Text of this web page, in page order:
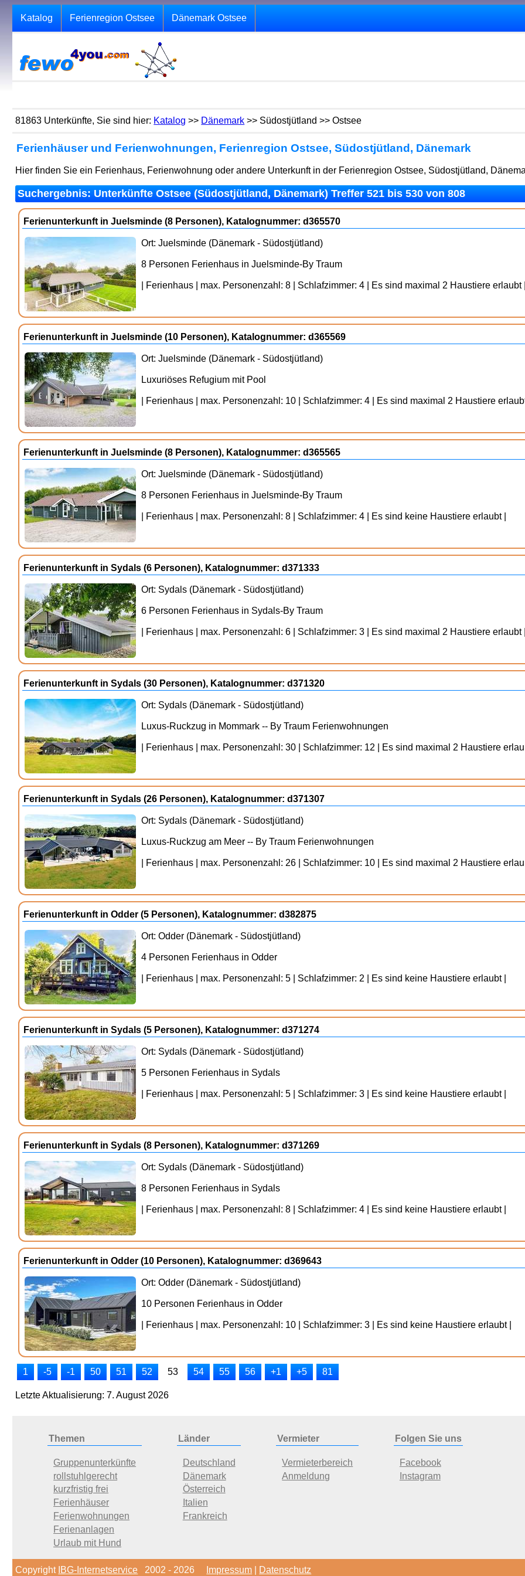
Katalog Ferienregion Ostsee Dänemark Ostsee
81863 Unterkünfte, Sie sind hier: Katalog >> Dänemark >> Südostjütland >> Ostsee
Ferienhäuser und Ferienwohnungen, Ferienregion Ostsee, Südostjütland, Dänemark
Hier finden Sie ein Ferienhaus, Ferienwohnung oder andere Unterkunft in der Ferienregion Ostsee, Südostjütland,
Suchergebnis: Unterkünfte Ostsee (Südostjütland, Dänemark) Treffer 521 bis 530 von 808
Ferienunterkunft in Juelsminde (8 Personen), Katalognummer: d365570
Ort: Juelsminde (Dänemark - Südostjütland)
8 Personen Ferienhaus in Juelsminde-By Traum
| Ferienhaus | max. Personenzahl: 8 | Schlafzimmer: 4 | Es sind maximal 2 Haustiere erlaubt
Ferienunterkunft in Juelsminde (10 Personen), Katalognummer: d365569
Ort: Juelsminde (Dänemark - Südostjütland)
Luxuriöses Refugium mit Pool
| Ferienhaus | max. Personenzahl: 10 | Schlafzimmer: 4 | Es sind maximal 2 Haustiere
Ferienunterkunft in Juelsminde (8 Personen), Katalognummer: d365565
Ort: Juelsminde (Dänemark - Südostjütland)
8 Personen Ferienhaus in Juelsminde-By Traum
| Ferienhaus | max. Personenzahl: 8 | Schlafzimmer: 4 | Es sind keine Haustiere erlaubt |
Ferienunterkunft in Sydals (6 Personen), Katalognummer: d371333
Ort: Sydals (Dänemark - Südostjütland)
6 Personen Ferienhaus in Sydals-By Traum
| Ferienhaus | max. Personenzahl: 6 | Schlafzimmer: 3 | Es sind maximal 2 Haustiere erlaubt
Ferienunterkunft in Sydals (30 Personen), Katalognummer: d371320
Ort: Sydals (Dänemark - Südostjütland)
Luxus-Ruckzug in Mommark -- By Traum Ferienwohnungen
| Ferienhaus | max. Personenzahl: 30 | Schlafzimmer: 12 | Es sind maximal 2 Haustiere
Ferienunterkunft in Sydals (26 Personen), Katalognummer: d371307
Ort: Sydals (Dänemark - Südostjütland)
Luxus-Ruckzug am Meer -- By Traum Ferienwohnungen
| Ferienhaus | max. Personenzahl: 26 | Schlafzimmer: 10 | Es sind maximal 2 Haustiere
Ferienunterkunft in Odder (5 Personen), Katalognummer: d382875
Ort: Odder (Dänemark - Südostjütland)
4 Personen Ferienhaus in Odder
| Ferienhaus | max. Personenzahl: 5 | Schlafzimmer: 2 | Es sind keine Haustiere erlaubt |
Ferienunterkunft in Sydals (5 Personen), Katalognummer: d371274
Ort: Sydals (Dänemark - Südostjütland)
5 Personen Ferienhaus in Sydals
| Ferienhaus | max. Personenzahl: 5 | Schlafzimmer: 3 | Es sind keine Haustiere erlaubt |
Ferienunterkunft in Sydals (8 Personen), Katalognummer: d371269
Ort: Sydals (Dänemark - Südostjütland)
8 Personen Ferienhaus in Sydals
| Ferienhaus | max. Personenzahl: 8 | Schlafzimmer: 4 | Es sind keine Haustiere erlaubt |
Ferienunterkunft in Odder (10 Personen), Katalognummer: d369643
Ort: Odder (Dänemark - Südostjütland)
10 Personen Ferienhaus in Odder
| Ferienhaus | max. Personenzahl: 10 | Schlafzimmer: 3 | Es sind keine Haustiere erlaubt |
1 -5 -1 50 51 52 53 54 55 56 +1 +5 81
Letzte Aktualisierung: 7. August 2026
Themen
Gruppenunterkünfte
rollstuhlgerecht
kurzfristig frei
Ferienhäuser
Ferienwohnungen
Ferienanlagen
Urlaub mit Hund
Länder
Deutschland
Dänemark
Österreich
Italien
Frankreich
Vermieter
Vermieterbereich
Anmeldung
Folgen Sie uns
Facebook
Instagram
Copyright IBG-Internetservice 2002 - 2026 Impressum Datenschutz